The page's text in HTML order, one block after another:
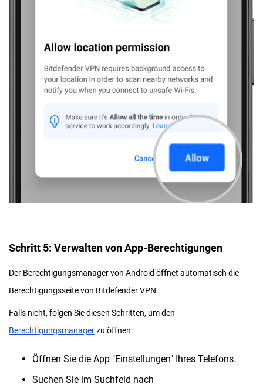
Schritt 5: Verwalten von App-Berechtigungen
Der Berechtigungsmanager von Android öffnet automatisch die
Berechtigungsseite von Bitdefender VPN.
Falls nicht, folgen Sie diesen Schritten, um den
Berechtigungsmanagerzu öffnen:
Öffnen Sie die App "Einstellungen" Ihres Telefons.
Suchen Sie im Suchfeld nach